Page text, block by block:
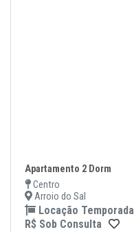
Apartamento 2 Dorm
Centro
Arroio do Sal
Locação Temporada
R$ Sob Consulta